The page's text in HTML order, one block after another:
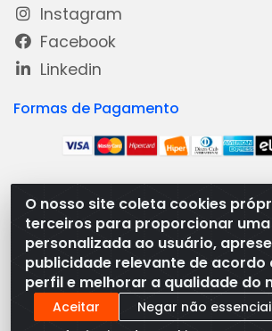
O nosso site coleta cookies
terceiros para proporcionar
personalizada ao usuário,
publicidade relevante de acordo
perfil e melhorar a qualidade do
Aceitar
Negar não
Instagram
Facebook
Linkedin
Formas de Pagamento
Medeiros Distribuidora - Rua Dias
Ramal, Bacabal/MA - CEP 65.700-
08.474.030/0001-41